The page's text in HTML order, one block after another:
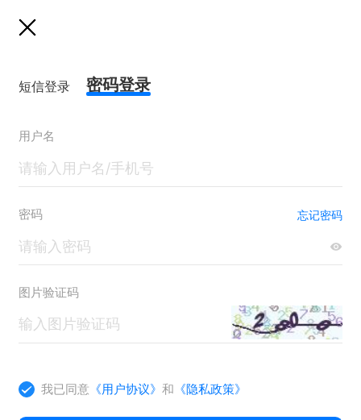
短信登录 密码登录
用户名
密码 忘记密码
图片验证码
我已同意 《用户协议》和 《隐私政策》